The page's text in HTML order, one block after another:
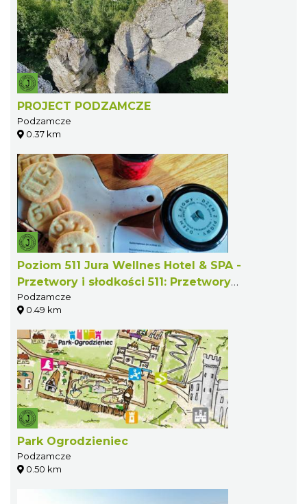
PROJECT PODZAMCZE
Podzamcze
0.37 km
Poziom 511 Jura Wellnes Hotel & SPA -
Przetwory i słodkości 511: Przetwory
owocowo-warzywne, wyroby cukiernicze
Podzamcze
0.49 km
Park Ogrodzieniec
Podzamcze
0.50 km